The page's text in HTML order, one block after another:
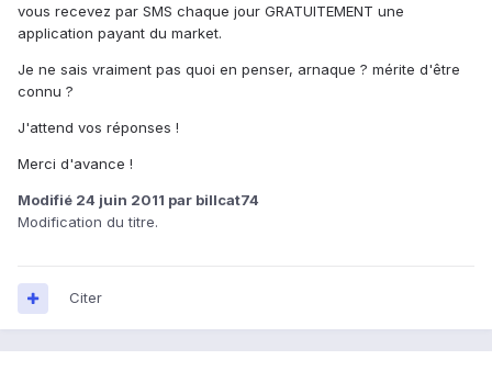
vous recevez par SMS chaque jour GRATUITEMENT une
application payant du market.
Je ne sais vraiment pas quoi en penser, arnaque ? mérite d'être
connu ?
J'attend vos réponses !
Merci d'avance !
Modifié 24 juin 2011 par billcat74
Modification du titre.
Citer